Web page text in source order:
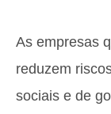
As empresas
reduzem
sociais e de